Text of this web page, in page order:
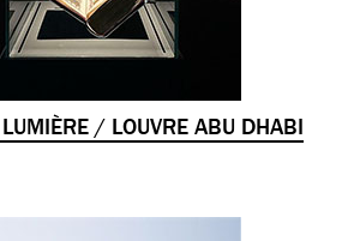
/ LOUVRE ABU DHABI